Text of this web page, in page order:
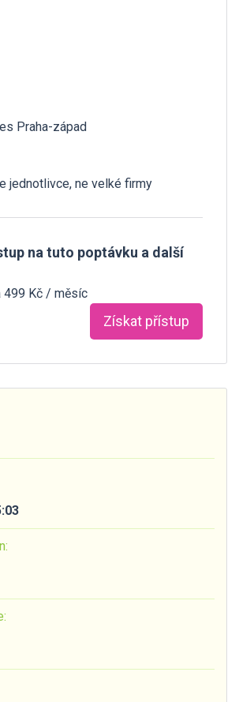
Praha-západ
jednotlivce, ne velké firmy
na tuto poptávku a další
499 Kč / měsíc
Získat přístup